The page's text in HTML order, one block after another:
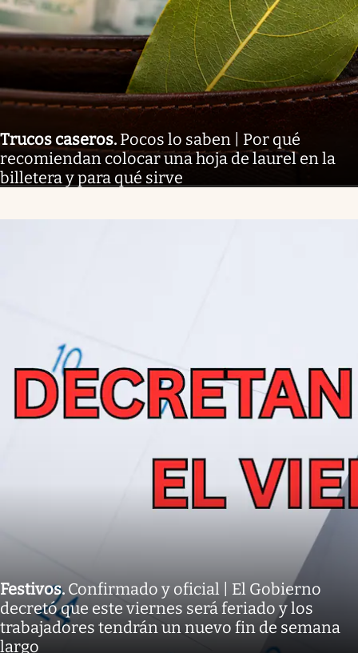
Trucos caseros. Pocos lo saben | Por qué
recomiendan colocar una hoja de laurel en la
billetera y para qué sirve
Festivos. Confirmado y oficial | El Gobierno
decretó que este viernes será feriado y los
trabajadores tendrán un nuevo fin de semana
largo